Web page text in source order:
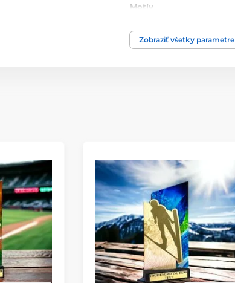
Motív
Produktový rad
Spôsob personalizácie
Zobraziť všetky parametre